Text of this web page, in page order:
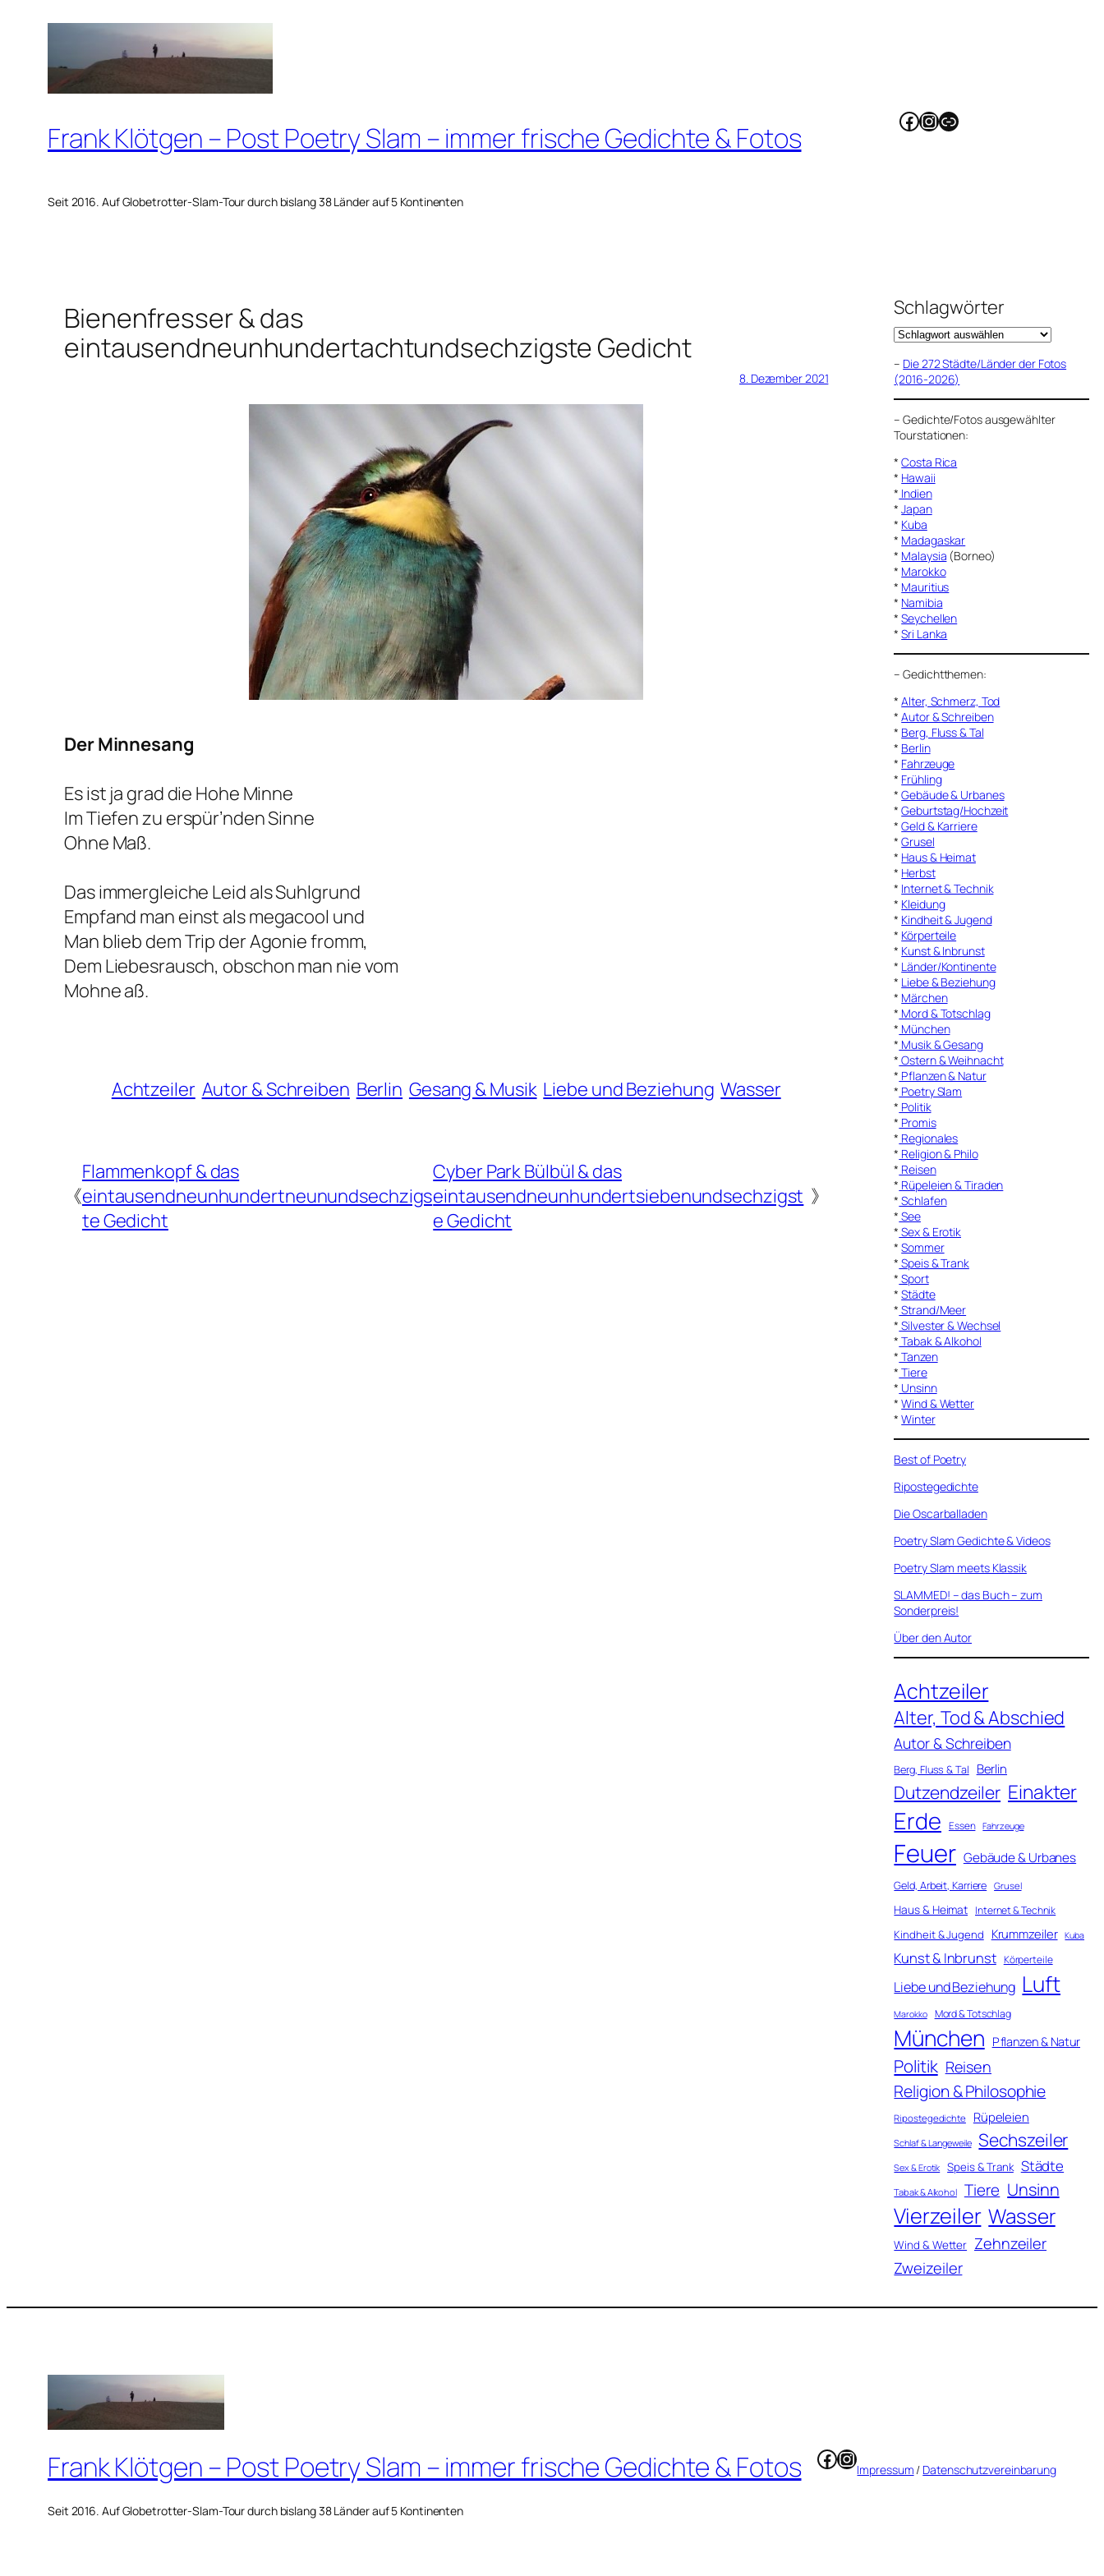
springen
Frank Klötgen – Post Poetry Slam – immer frische Gedichte & Fotos
Seit 2016. Auf Globetrotter-Slam-Tour durch bislang 38 Länder auf 5 Kontinenten
Facebook
Instagram
Link
Bienenfresser & das
eintausendneunhundertachtundsechzigste Gedicht
8. Dezember 2021
Der Minnesang
Es ist ja grad die Hohe Minne
Im Tiefen zu erspür’nden Sinne
Ohne Maß.
Das immergleiche Leid als Suhlgrund
Empfand man einst als megacool und
Man blieb dem Trip der Agonie fromm,
Dem Liebesrausch, obschon man nie vom
Mohne aß.
Achtzeiler Autor & Schreiben Berlin Gesang & Musik Liebe und Beziehung Wasser
《
Flammenkopf & das
eintausendneunhundertneunundsechzigs
te Gedicht
Cyber Park Bülbül & das
eintausendneunhundertsiebenundsechzigst
e Gedicht
》
Schlagwörter
– Die 272 Städte/Länder der Fotos
(2016-2026)
–Gedichte/Fotos ausgewählter
Tourstationen:
*Costa Rica
* Hawaii
* Indien
*Japan
* Kuba
* Madagaskar
* Malaysia (Borneo)
* Marokko
* Mauritius
* Namibia
*Seychellen
*Sri Lanka
–Gedichtthemen:
*Alter, Schmerz, Tod
*Autor & Schreiben
* Berg, Fluss & Tal
* Berlin
* Fahrzeuge
* Frühling
*Gebäude & Urbanes
*Geburtstag/Hochzeit
*Geld & Karriere
*Grusel
* Haus & Heimat
* Herbst
* Internet & Technik
* Kleidung
* Kindheit & Jugend
* Körperteile
* Kunst & Inbrunst
* Länder/Kontinente
* Liebe & Beziehung
* Märchen
* Mord & Totschlag
* München
* Musik & Gesang
* Ostern & Weihnacht
* Pflanzen & Natur
* Poetry Slam
* Politik
* Promis
* Regionales
* Religion & Philo
* Reisen
* Rüpeleien & Tiraden
* Schlafen
* See
* Sex & Erotik
*Sommer
* Speis & Trank
* Sport
*Städte
* Strand/Meer
* Silvester & Wechsel
* Tabak & Alkohol
* Tanzen
* Tiere
* Unsinn
*Wind & Wetter
*Winter
Best of Poetry
Ripostegedichte
Die Oscarballaden
Poetry Slam Gedichte & Videos
Poetry Slam meets Klassik
SLAMMED! – das Buch – zum
Sonderpreis!
Über den Autor
Achtzeiler
Alter, Tod & Abschied
Autor & Schreiben
Berg, Fluss & Tal Berlin
Dutzendzeiler Einakter
Erde Essen Fahrzeuge
Feuer Gebäude & Urbanes
Geld, Arbeit, Karriere Grusel
Haus & Heimat Internet & Technik
Kindheit & Jugend Krummzeiler Kuba
Kunst & Inbrunst Körperteile
Liebe und Beziehung Luft
Marokko Mord & Totschlag
München Pflanzen & Natur
Politik Reisen
Religion & Philosophie
Ripostegedichte Rüpeleien
Schlaf & Langeweile Sechszeiler
Sex & Erotik Speis & Trank Städte
Tabak & Alkohol Tiere Unsinn
Vierzeiler Wasser
Wind & Wetter Zehnzeiler
Zweizeiler
Frank Klötgen – Post Poetry Slam – immer frische Gedichte & Fotos
Seit 2016. Auf Globetrotter-Slam-Tour durch bislang 38 Länder auf 5 Kontinenten
Facebook
Instagram
Impressum / Datenschutzvereinbarung